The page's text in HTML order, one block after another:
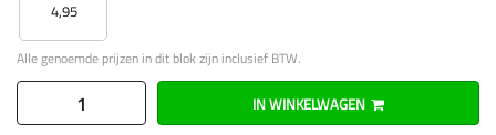
4,95
Alle genoemde prijzen in dit blok zijn inclusief BTW.
IN WINKELWAGEN